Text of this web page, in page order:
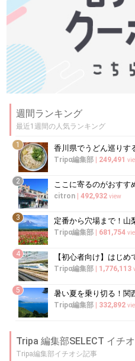
週間ランキング
最近1週間の人気ランキング
1
Tripα編集部 | 249,491
2
citron | 492,932 view
3 定番から穴場まで！山
Tripα編集部 | 681,754
4
Tripα編集部 | 1,776,113
5
Tripα編集部 | 332,892
Tripa 編集部SELECT イチ
Tripa編集部イチオシ記事